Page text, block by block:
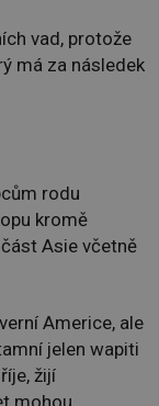
vad, protože
má za následek
rodu
kromě
Asie včetně
Americe, ale
jelen wapiti
žijí